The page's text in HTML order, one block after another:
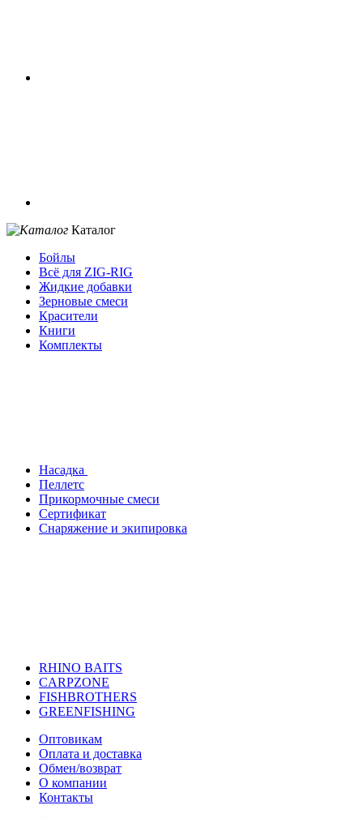
Каталог
Бойлы
Всё для ZIG-RIG
Жидкие добавки
Зерновые смеси
Красители
Книги
Комплекты
Насадка
Пеллетс
Прикормочные смеси
Сертификат
Снаряжение и экипировка
RHINO BAITS
CARPZONE
FISHBROTHERS
GREENFISHING
Оптовикам
Оплата и доставка
Обмен/возврат
О компании
Контакты